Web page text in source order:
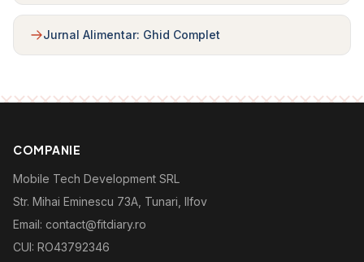
Jurnal Alimentar: Ghid Complet
COMPANIE
Mobile Tech Development SRL
Str. Mihai Eminescu 73A, Tunari, Ilfov
Email: contact@fitdiary.ro
CUI: RO43792346